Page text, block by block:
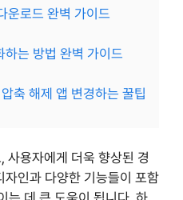
로드 완벽 가이드
는 방법 완벽 가이드
축 해제 앱 변경하는 꿀팁
사용자에게 더욱 향상된 경
인과 다양한 기능들이 포함